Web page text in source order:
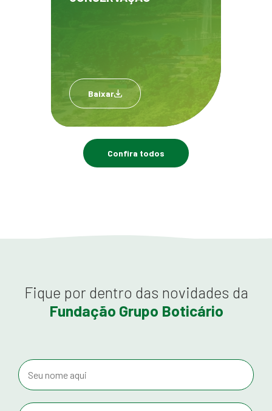
Baixar
Confira todos
Fique por dentro das novidades da
Fundação Grupo Boticário